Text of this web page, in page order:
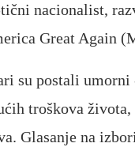
nacionalist,
Great Again
su postali umorni
troškova
Glasanje na